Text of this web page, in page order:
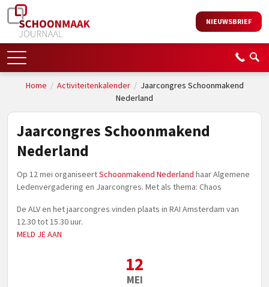
NIEUWSBRIEF
Home / Activiteitenkalender/ Jaarcongres Schoonmakend
Nederland
Jaarcongres Schoonmakend
Nederland
Op 12 mei organiseertSchoonmakend Nederland haar Algemene
Ledenvergadering en Jaarcongres. Met als thema: Chaos
De ALV en het jaarcongres vinden plaats in RAI Amsterdam van
12.30 tot 15.30 uur.
MELD JE AAN
12
MEI